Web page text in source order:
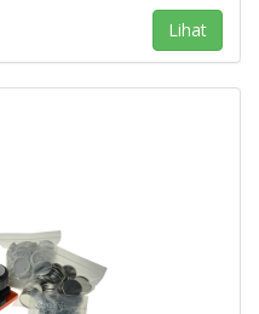
Lihat